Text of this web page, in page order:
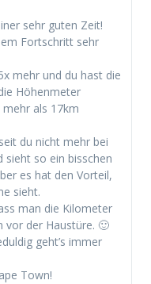
sehr guten Zeit!
Fortschritt sehr
mehr und du hast die
Höhenmeter
als 17km
du nicht mehr bei
sieht so ein bisschen
es hat den Vorteil,
sieht.
man die Kilometer
vor der Haustüre. 🙂
geht’s immer
Town!